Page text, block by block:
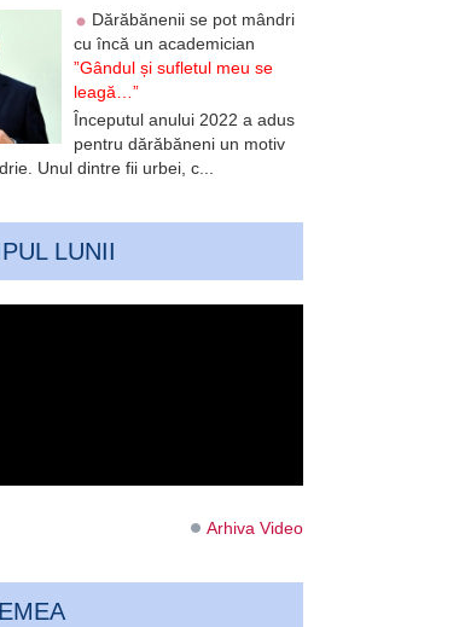
Dărăbănenii se pot mândri
cu încă un academician
”Gândul și sufletul meu se
leagă…”
Începutul anului 2022 a adus
pentru dărăbăneni un motiv
Unul dintre fii urbei, c...
LUNII
Arhiva Video